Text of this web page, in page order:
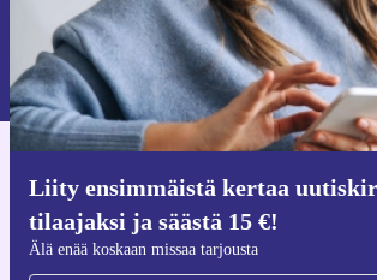
Liity ensimmäistä kertaa
tilaajaksi ja säästä 15 €!
Älä enää koskaan missaa tarjousta
Pyydä etukuponki
Lisätietoja henkilötietojen käytöstä löydät
iOS:lle ja Androidille